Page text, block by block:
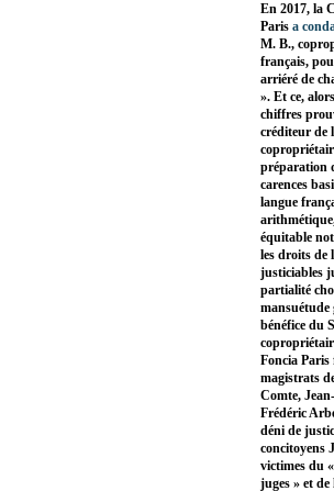
En 2017, la
Paris a
M. B.,
français,
arriéré de
». Et ce,
chiffres
créditeur de
préparation
carences
langue
équitable
les droits de
justiciables
partialité
mansuétude
bénéfice du
Foncia
magistrats
Comte,
Frédéric
déni de
concitoyens
victimes du
juges » et de